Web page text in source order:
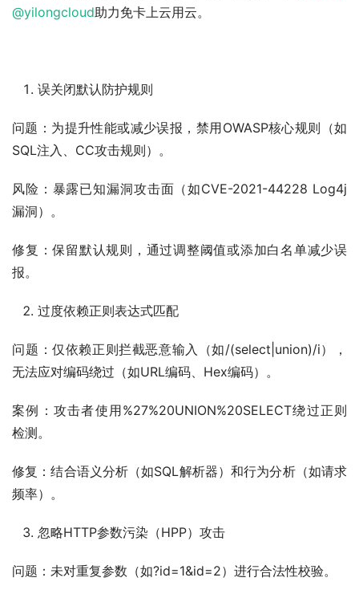
@yilongcloud助力免卡上云用云。
误关闭默认防护规则
问题：为提升性能或减少误报，禁用OWASP核心规则（如
SQL注入、CC攻击规则）。
风险：暴露已知漏洞攻击面（如CVE-2021-44228 Log4j
漏洞）。
修复：保留默认规则，通过调整阈值或添加白名单减少误
报。
过度依赖正则表达式匹配
问题​：仅依赖正则拦截恶意输入（如/(select|union)/i），
无法应对编码绕过（如URL编码、Hex编码）。
案例：攻击者使用%27%20UNION%20SELECT绕过正则
检测。
修复：结合语义分析（如SQL解析器）和行为分析（如请求
频率）。
忽略HTTP参数污染（HPP）攻击
问题：未对重复参数（如?id=1&id=2）进行合法性校验。